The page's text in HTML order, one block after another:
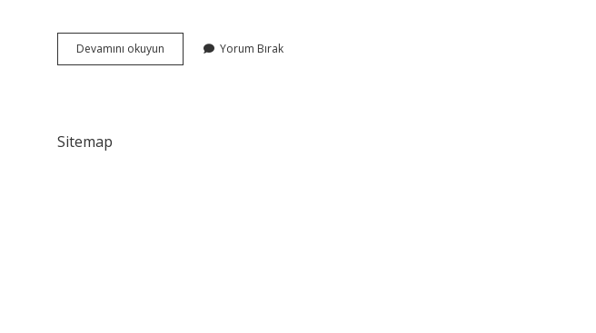
Devamını okuyun Bikarbonat
Ne
Yorum Bırak
Sitemap